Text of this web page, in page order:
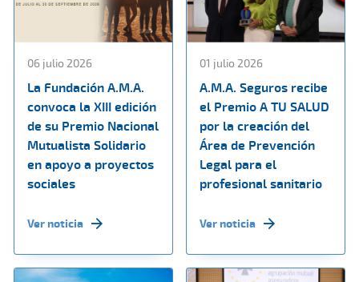
06 julio 2026
La Fundación A.M.A.
convoca la XIII edición
de su Premio Nacional
Mutualista Solidario
en apoyo a proyectos
sociales
Ver noticia
01 julio 2026
A.M.A. Seguros recibe
el Premio A TU SALUD
por la creación del
Área de Prevención
Legal para el
profesional sanitario
Ver noticia